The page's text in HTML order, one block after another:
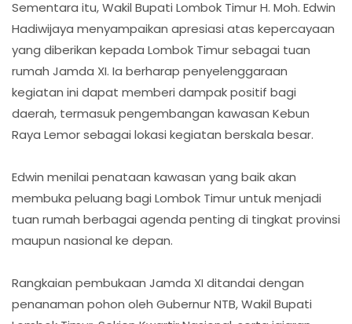
Sementara itu, Wakil Bupati Lombok Timur H. Moh. Edwin
Hadiwijaya menyampaikan apresiasi atas kepercayaan
yang diberikan kepada Lombok Timur sebagai tuan
rumah Jamda XI. Ia berharap penyelenggaraan
kegiatan ini dapat memberi dampak positif bagi
daerah, termasuk pengembangan kawasan Kebun
Raya Lemor sebagai lokasi kegiatan berskala besar.
Edwin menilai penataan kawasan yang baik akan
membuka peluang bagi Lombok Timur untuk menjadi
tuan rumah berbagai agenda penting di tingkat provinsi
maupun nasional ke depan.
Rangkaian pembukaan Jamda XI ditandai dengan
penanaman pohon oleh Gubernur NTB, Wakil Bupati